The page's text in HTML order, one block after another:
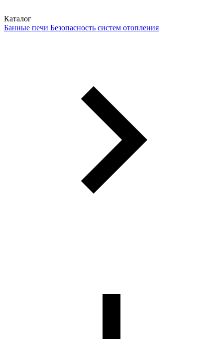
Каталог
Банные печи Безопасность систем отопления